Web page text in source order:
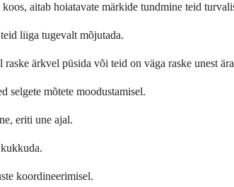
aitab hoiatavate märkide tundmine teid
liiga tugevalt mõjutada.
ärkvel püsida või teid on väga raske unest
selgete mõtete moodustamisel.
eriti une ajal.
koordineerimisel.